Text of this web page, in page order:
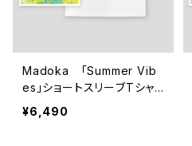
Madoka 「Summer Vib
es」ショートスリーブTシャ
ツ
¥6,490